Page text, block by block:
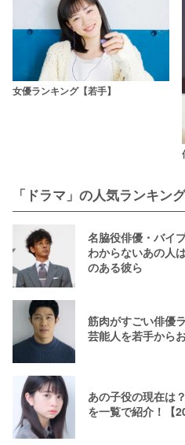
女優ランキング【若手】
「ドラマ」の人気ランキング
名脇役俳優・バイ
わからないあの人
のある彼ら
筋肉がすごい俳優
芸能人を若手から
あの子役の現在は
を一覧で紹介！【